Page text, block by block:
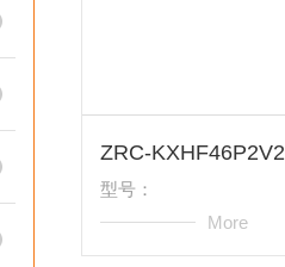
型号：
More